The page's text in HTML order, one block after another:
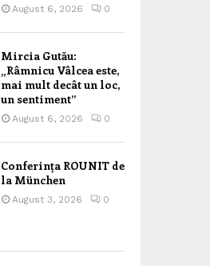
August 6, 2026 0
Mircia Gutău:
„Râmnicu Vâlcea este,
mai mult decât un loc,
un sentiment”
August 6, 2026 0
Conferința ROUNIT de
la München
August 3, 2026 0